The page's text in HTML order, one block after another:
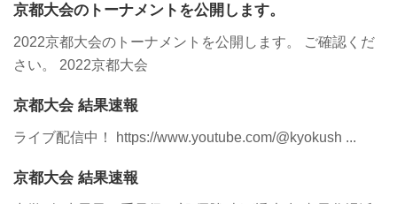
京都大会のトーナメントを公開します。
2022京都大会のトーナメントを公開します。 ご確認くだ
さい。 2022京都大会
京都大会 結果速報
ライブ配信中！ https://www.youtube.com/@kyokush ...
京都大会 結果速報